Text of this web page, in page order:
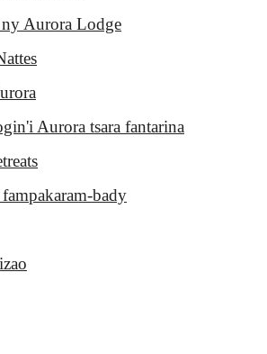
Aurora Lodge
Aurora tsara fantarina
bady